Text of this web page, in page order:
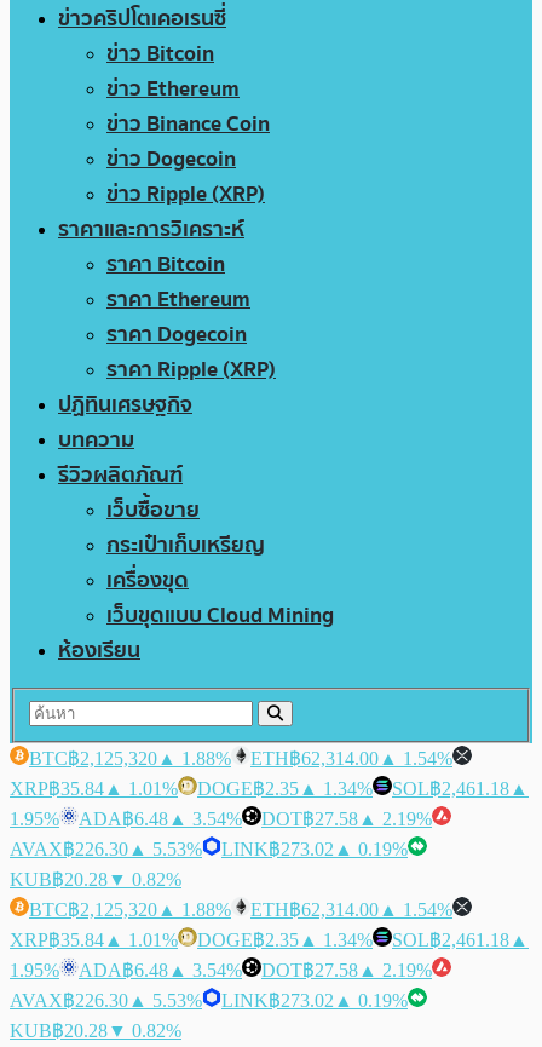
ข่าวคริปโตเคอเรนซี่
ข่าว Bitcoin
ข่าว Ethereum
ข่าว Binance Coin
ข่าว Dogecoin
ข่าว Ripple (XRP)
ราคาและการวิเคราะห์
ราคา Bitcoin
ราคา Ethereum
ราคา Dogecoin
ราคา Ripple (XRP)
ปฏิทินเศรษฐกิจ
บทความ
รีวิวผลิตภัณฑ์
เว็บซื้อขาย
กระเป๋าเก็บเหรียญ
เครื่องขุด
เว็บขุดแบบ Cloud Mining
ห้องเรียน
BTC฿2,125,320 ▲ 1.88% ETH฿62,314.00 ▲ 1.54%
XRP฿35.84 ▲ 1.01% DOGE฿2.35 ▲ 1.34% SOL฿2,461.18 ▲
1.95%
ADA฿6.48 ▲ 3.54% DOT฿27.58 ▲ 2.19%
AVAX฿226.30 ▲ 5.53% LINK฿273.02 ▲ 0.19%
KUB฿20.28▼ 0.82%
BTC฿2,125,320 ▲ 1.88% ETH฿62,314.00 ▲ 1.54%
XRP฿35.84 ▲ 1.01% DOGE฿2.35 ▲ 1.34% SOL฿2,461.18 ▲
1.95%
ADA฿6.48 ▲ 3.54% DOT฿27.58 ▲ 2.19%
AVAX฿226.30 ▲ 5.53% LINK฿273.02 ▲ 0.19%
KUB฿20.28▼ 0.82%